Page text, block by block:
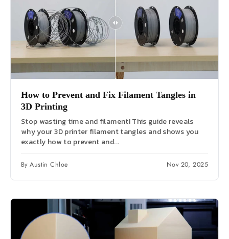
How to Prevent and Fix Filament Tangles in
3D Printing
Stop wasting time and filament! This guide reveals
why your 3D printer filament tangles and shows you
exactly how to prevent and...
By Austin Chloe Nov 20, 2025